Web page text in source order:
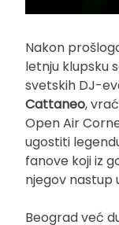
Nakon
letnju klupsku
svetskih DJ-
Cattaneo,
Open Air
ugostiti
fanove koji iz
njegov nastup
Beograd već